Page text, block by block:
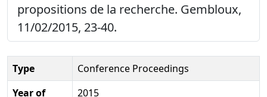
propositions de la recherche. Gembloux,
11/02/2015, 23-40.
Type
Conference Proceedings
Year of
2015